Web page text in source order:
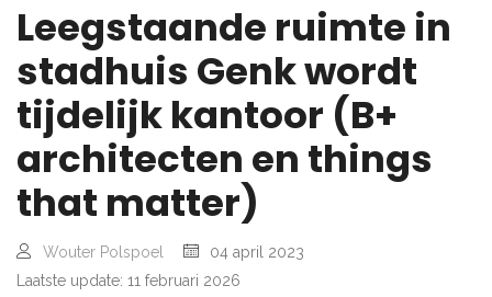
Leegstaande ruimte in
stadhuis Genk wordt
tijdelijk kantoor (B+
architecten en things
that matter)
Wouter Polspoel
04 april 2023
Laatste update: 11 februari 2026